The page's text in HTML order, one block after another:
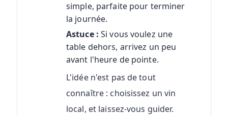
simple, parfaite pour terminer
la journée.
Astuce : Si vous voulez une
table dehors, arrivez un peu
avant l'heure de pointe.
L'idée n'est pas de tout
connaître : choisissez un vin
local, et laissez-vous guider.